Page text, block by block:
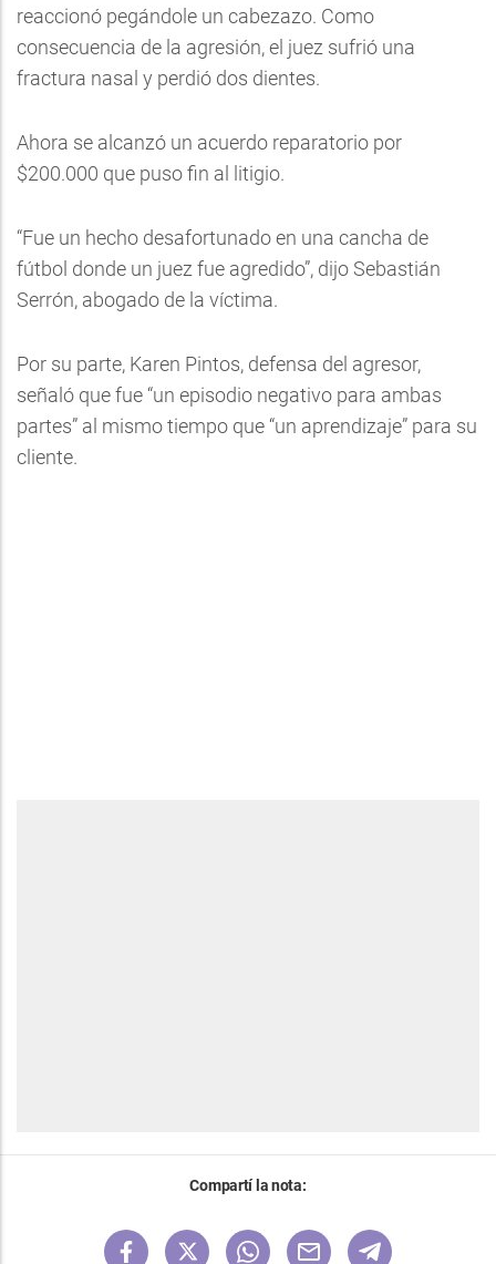
reaccionó pegándole un cabezazo. Como
consecuencia de la agresión, el juez sufrió una
fractura nasal y perdió dos dientes.
Ahora se alcanzó un acuerdo reparatorio por
$200.000 que puso fin al litigio.
“Fue un hecho desafortunado en una cancha de
fútbol donde un juez fue agredido”, dijo Sebastián
Serrón, abogado de la víctima.
Por su parte, Karen Pintos, defensa del agresor,
señaló que fue “un episodio negativo para ambas
partes” al mismo tiempo que “un aprendizaje” para su
cliente.
Compartí la nota: